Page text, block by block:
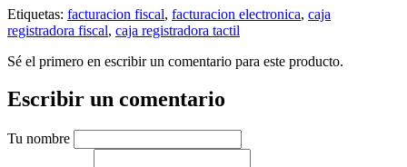
Etiquetas: facturacion fiscal, facturacion electronica, caja
registradora fiscal, caja registradora tactil
Sé el primero en escribir un comentario para este producto.
Escribir un comentario
Tu nombre